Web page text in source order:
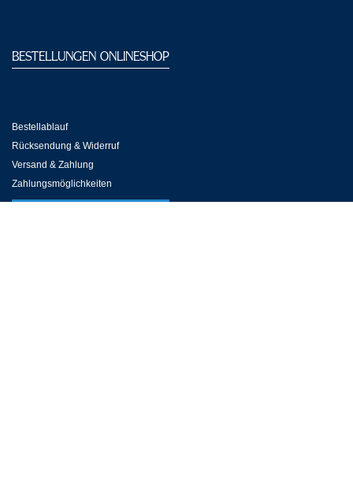
BESTELLUNGEN ONLINESHOP
Bestellablauf
Rücksendung & Widerruf
Versand & Zahlung
Zahlungsmöglichkeiten